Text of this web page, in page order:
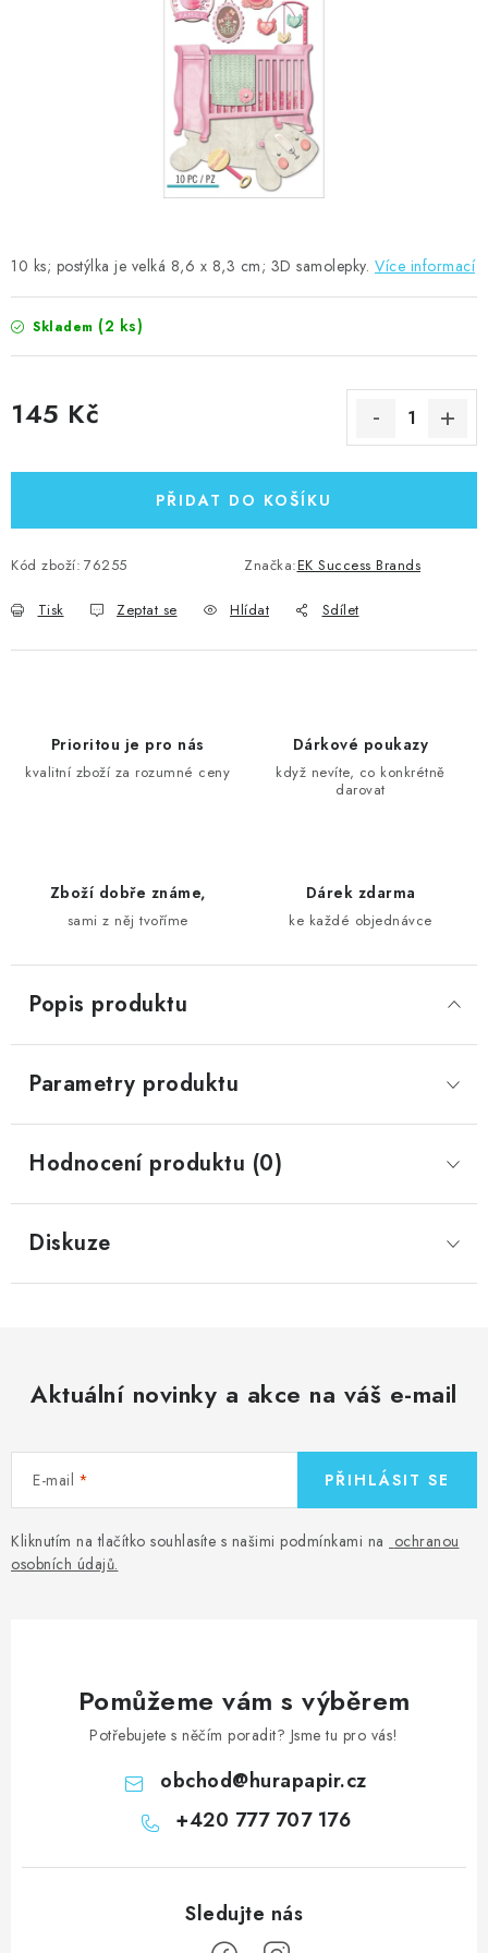
Moje objednávka
Obchodní podmínky
Podmínky ochrany osobních údajů
Ověřování recenzí
10 ks; postýlka je velká 8,6 x 8,3 cm; 3D samolepky. Více informací
Skladem (2 ks)
145 Kč
PŘIDAT DO KOŠÍKU
Kód zboží: 76255 Značka:EK Success Brands
Tisk Zeptat se Hlídat Sdílet
Prioritou je pro nás
kvalitní zboží za rozumné ceny
Dárkové poukazy
když nevíte, co konkrétně
darovat
Zboží dobře známe,
sami z něj tvoříme
Dárek zdarma
ke každé objednávce
Popis produktu
Parametry produktu
Hodnocení produktu (0)
Diskuze
Aktuální novinky a akce na váš e-mail
E-mail
Kliknutím na tlačítko souhlasíte s našimi podmínkami na ochranou
osobních údajů.
PŘIHLÁSIT SE
Pomůžeme vám s výběrem
Potřebujete s něčím poradit? Jsme tu pro vás!
obchod@hurapapir.cz
+420 777 707 176